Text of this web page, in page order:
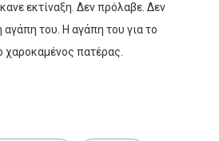
εκτίναξη. Δεν πρόλαβε. Δεν
του. Η αγάπη του για το
χαροκαμένος πατέρας.